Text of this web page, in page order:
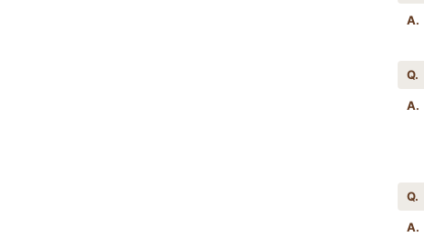
A.
Q.
A.
Q.
A.